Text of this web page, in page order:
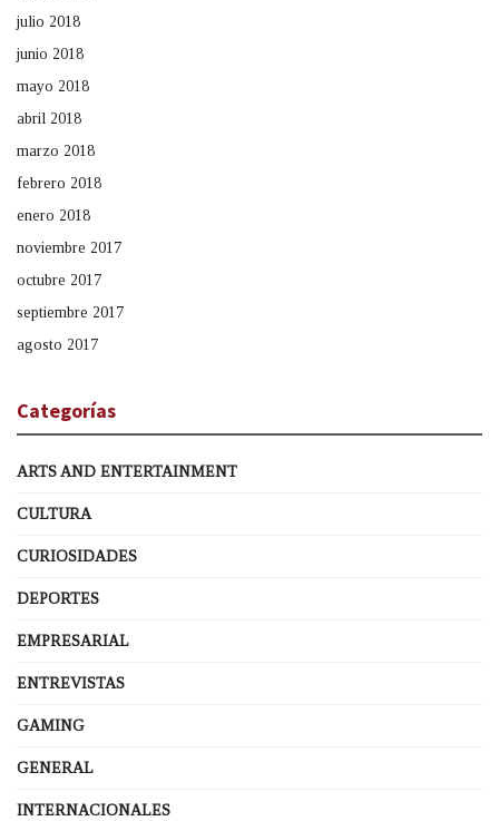
julio 2018
junio 2018
mayo 2018
abril 2018
marzo 2018
febrero 2018
enero 2018
noviembre 2017
octubre 2017
septiembre 2017
agosto 2017
Categorías
ARTS AND ENTERTAINMENT
CULTURA
CURIOSIDADES
DEPORTES
EMPRESARIAL
ENTREVISTAS
GAMING
GENERAL
INTERNACIONALES